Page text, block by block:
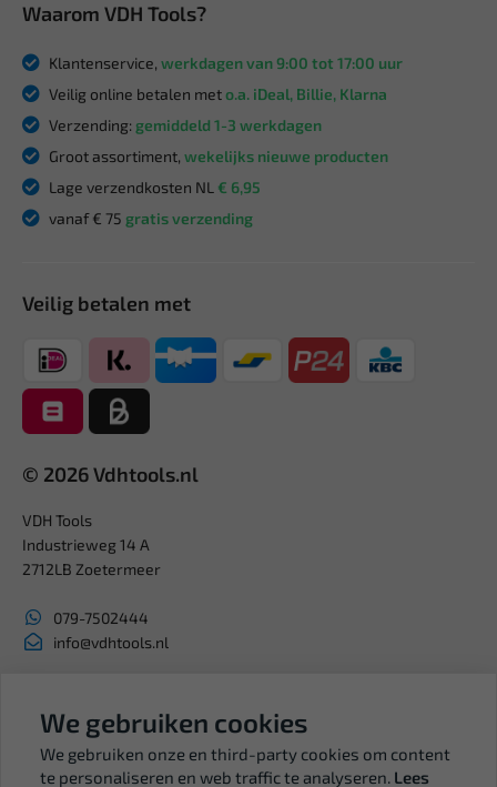
Waarom VDH Tools?
Klantenservice, werkdagen van 9:00 tot 17:00 uur
Veilig online betalen meto.a. iDeal, Billie, Klarna
Verzending: gemiddeld 1-3 werkdagen
Groot assortiment, wekelijks nieuwe producten
Lage verzendkosten NL € 6,95
vanaf € 75 gratis verzending
Veilig betalen met
© 2026 Vdhtools.nl
VDH Tools
Industrieweg 14 A
2712LB Zoetermeer
079-7502444
info@vdhtools.nl
BTW: NL819958657B01
We gebruiken cookies
We gebruiken onze en third-party cookies om content
te personaliseren en web traffic te analyseren. Lees